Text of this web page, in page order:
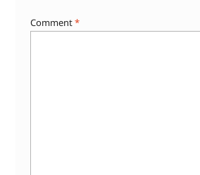
Comment*